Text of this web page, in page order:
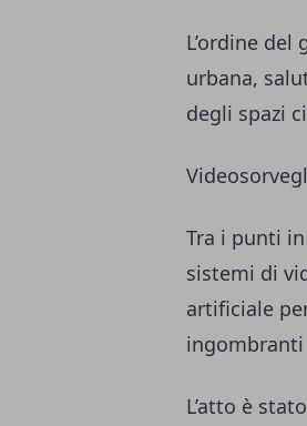
L’ordine
urbana,
degli spazi
Tra i punti
sistemi di
artificiale
L’atto è